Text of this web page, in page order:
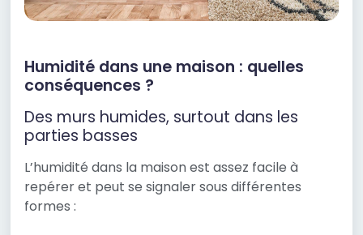
Humidité dans une maison : quelles
conséquences ?
Des murs humides, surtout dans les
parties basses
L’humidité dans la maison est assez facile à
repérer et peut se signaler sous différentes
formes :